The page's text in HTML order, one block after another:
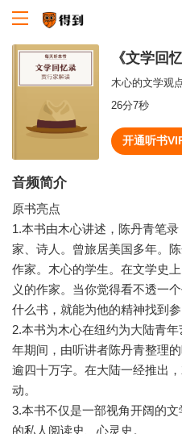
《文学回
木心的文学观
26分7秒
开通听书
音频简介
原书亮点
1.本书由木心讲述，陈丹青笔
家、诗人。曾旅居美国多年。
作家。木心的学生。在文学史
义的作家。当你觉得看不透一
什么书，就能为他的精神找到参
2.本书为木心在纽约为大陆青
年期间，由听讲者陈丹青整理
逾四十万字。在大陆一经推出
动。
3.本书不仅是一部视角开阔的